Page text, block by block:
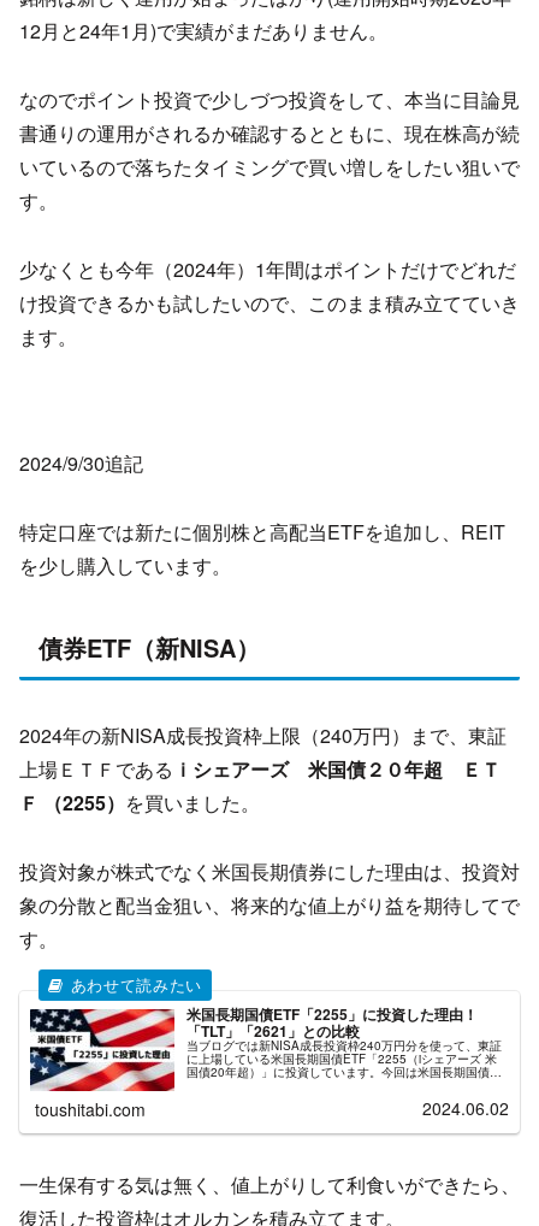
12月と24年1月)で実績がまだありません。
なのでポイント投資で少しづつ投資をして、本当に目論見
書通りの運用がされるか確認するとともに、現在株高が続
いているので落ちたタイミングで買い増しをしたい狙いで
す。
少なくとも今年（2024年）1年間はポイントだけでどれだ
け投資できるかも試したいので、このまま積み立てていき
ます。
2024/9/30追記
特定口座では新たに個別株と高配当ETFを追加し、REIT
を少し購入しています。
債券ETF（新NISA）
2024年の新NISA成長投資枠上限（240万円）まで、東証
上場ＥＴＦである ｉシェアーズ 米国債２０年超 ＥＴ
Ｆ （2255） を買いました。
投資対象が株式でなく米国長期債券にした理由は、投資対
象の分散と配当金狙い、将来的な値上がり益を期待してで
す。
米国長期国債ETF「2255」に投資した理由！
「TLT」「2621」との比較
当ブログでは新NISA成長投資枠240万円分を使って、東証
に上場している米国長期国債ETF「2255（iシェアーズ 米
国債20年超）」に投資しています。今回は米国長期国債
toushitabi.com 2024.06.02
一生保有する気は無く、値上がりして利食いができたら、
復活した投資枠はオルカンを積み立てます。